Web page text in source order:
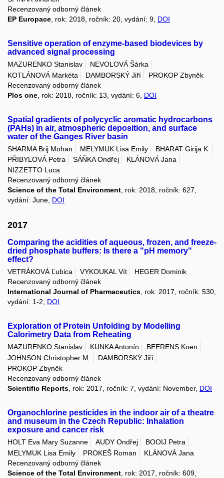
Recenzovaný odborný článek
EP Europace , rok: 2018, ročník: 20, vydání: 9, DOI
Sensitive operation of enzyme-based biodevices by
advanced signal processing
MAZURENKO Stanislav
NEVOLOVÁ Šárka
KOTLÁNOVÁ Markéta
DAMBORSKÝ Jiří
PROKOP Zbyněk
Recenzovaný odborný článek
Plos one , rok: 2018, ročník: 13, vydání: 6, DOI
Spatial gradients of polycyclic aromatic hydrocarbons
(PAHs) in air, atmospheric deposition, and surface
water of the Ganges River basin
SHARMA Brij Mohan MELYMUK Lisa Emily
BHARAT Girija K.
PŘIBYLOVÁ Petra
SÁŇKA Ondřej
KLÁNOVÁ Jana
NIZZETTO Luca
Recenzovaný odborný článek
Science of the Total Environment, rok: 2018, ročník: 627,
vydání: June, DOI
2017
Comparing the acidities of aqueous, frozen, and freeze-
dried phosphate buffers: Is there a "pH memory"
effect?
VETRÁKOVÁ Ľubica VYKOUKAL Vít
HEGER Dominik
Recenzovaný odborný článek
International Journal of Pharmaceutics , rok: 2017, ročník: 530,
vydání: 1-2, DOI
Exploration of Protein Unfolding by Modelling
Calorimetry Data from Reheating
MAZURENKO Stanislav KUNKA Antonín
BEERENS Koen
JOHNSON Christopher M.
DAMBORSKÝ Jiří
PROKOP Zbyněk
Recenzovaný odborný článek
Scientific Reports , rok: 2017, ročník: 7, vydání: November, DOI
Organochlorine pesticides in the indoor air of a theatre
and museum in the Czech Republic: Inhalation
exposure and cancer risk
HOLT Eva Mary Suzanne AUDY Ondřej
BOOIJ Petra
MELYMUK Lisa Emily
PROKEŠ Roman
KLÁNOVÁ Jana
Recenzovaný odborný článek
Science of the Total Environment , rok: 2017, ročník: 609,